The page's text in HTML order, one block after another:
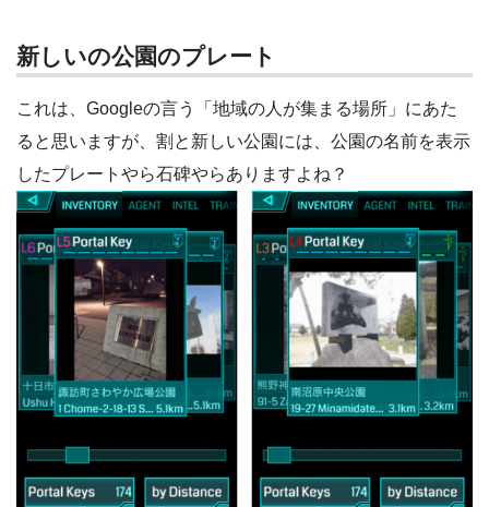
新しいの公園のプレート
これは、Googleの言う「地域の人が集まる場所」にあた
ると思いますが、割と新しい公園には、公園の名前を表示
したプレートやら石碑やらありますよね？